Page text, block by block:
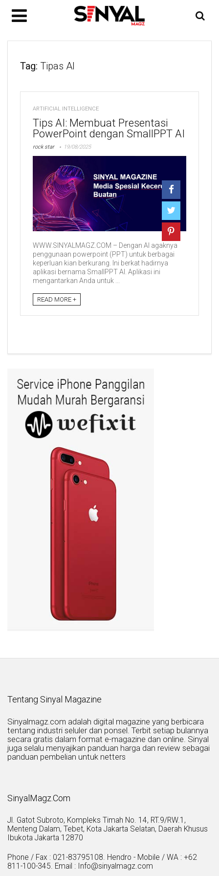
Tag: Tipas AI
ARTIFICIAL INTELLIGENCE
Tips AI: Membuat Presentasi
PowerPoint dengan SmallPPT AI
rock star 19/08/2025
WWW.SINYALMAGZ.COM – Dengan AI agaknya
penggunaan powerpoint (PPT) untuk berbagai
keperluan kian berkurang. Ini berkat hadirnya
aplikasi bernama SmallPPT AI. Aplikasi ini
mengantarkan Anda untuk ...
READ MORE +
Tentang Sinyal Magazine
Sinyalmagz.com adalah digital magazine yang berbicara
tentang industri seluler dan ponsel. Terbit setiap bulannya
secara gratis dalam format e-magazine dan online. Sinyal
juga selalu menyajikan panduan harga dan review sebagai
panduan pembelian untuk netters
SinyalMagz.Com
Jl. Gatot Subroto, Kompleks Timah No. 14, RT.9/RW.1,
Menteng Dalam, Tebet, Kota Jakarta Selatan, Daerah Khusus
Ibukota Jakarta 12870
Phone / Fax : 021-83795108. Hendro - Mobile / WA : +62
811-100-345. Email : Info@sinyalmagz.com